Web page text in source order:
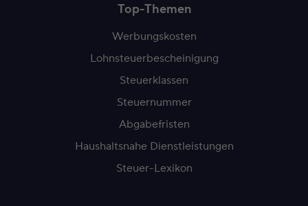
Top-Themen
Werbungskosten
Lohnsteuerbescheinigung
Steuerklassen
Steuernummer
Abgabefristen
Haushaltsnahe Dienstleistungen
Steuer-Lexikon